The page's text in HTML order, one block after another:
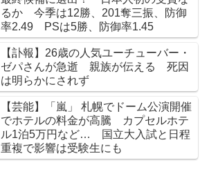
るか 今季は12勝、201奪三振、防御
率2.49 PSは5勝、防御率1.45
【訃報】26歳の人気ユーチューバー・
ゼパさんが急逝 親族が伝える 死因
は明らかにされず
【芸能】「嵐」 札幌でドーム公演開催
でホテルの料金が高騰 カプセルホテ
ル1泊5万円など… 国立大入試と日程
重複で影響は受験生にも